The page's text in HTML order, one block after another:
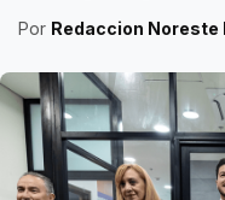
Por Redaccion